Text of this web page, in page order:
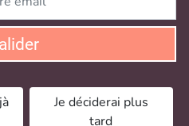
Je déciderai plus
tard